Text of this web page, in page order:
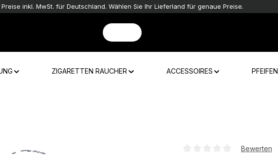
Preise inkl. MwSt. für Deutschland. Wählen Sie Ihr Lieferland für genaue Preise.
ZIGARETTEN RAUCHER ACCESSOIRES PFEIFEN
Bewerten